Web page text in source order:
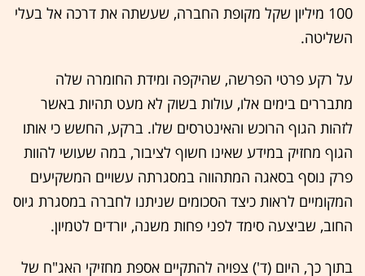
100 מיליון שקל מקופת החברה, שעשתה את דרכה אל בעלי
השליטה.
על רקע פרטי הפרשה, שהיקפה ומידת החומרה שלה
מתבררים בימים אלו, עולות בשוק לא מעט תהיות באשר
לזהות הגוף הרוכש והאינטרסים שלו. ברקע, החשש כי אותו
הגוף מחזיק במידע שאינו חשוף לציבור, במה שעושי להוות
פרק נוסף בסאגה המתהווה במסגרתה עשויים המשקיעים
המקומיים לראות כיצד הסכומים שניתנו לחברה במסגרת גיוס
החוב, שביצעה סימד לפני פחות משנה, יורדים לטמיון.
בתוך כך, היום (ד') צפויה להתקיים אספת מחזיקי האג"ח של